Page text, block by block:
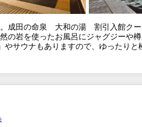
。成田の命泉 大和の湯 割引入館ク
の岩を使ったお風呂にジャグジーや
サウナもありますので、ゆったり